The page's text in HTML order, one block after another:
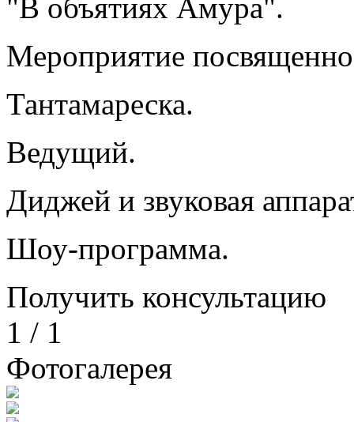
"В объятиях Амура".
Мероприятие
Тантамареска.
Ведущий.
Диджей и звуковая
Шоу-программа.
Получить консультацию
1 / 1
Фотогалерея